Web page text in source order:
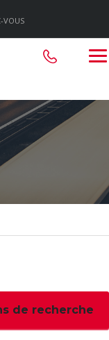
VOUS
de recherche